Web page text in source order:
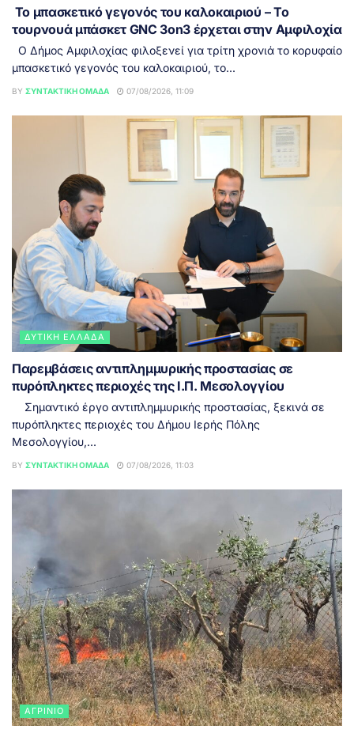
Το μπασκετικό γεγονός του καλοκαιριού – Το
τουρνουά μπάσκετ GNC 3on3 έρχεται στην Αμφιλοχία
Ο Δήμος Αμφιλοχίας φιλοξενεί για τρίτη χρονιά το κορυφαίο
μπασκετικό γεγονός του καλοκαιριού, το...
BY ΣΥΝΤΑΚΤΙΚΉ ΟΜΆΔΑ 07/08/2026, 11:09
ΔΥΤΙΚΉ ΕΛΛΆΔΑ
Παρεμβάσεις αντιπλημμυρικής προστασίας σε
πυρόπληκτες περιοχές της Ι.Π. Μεσολογγίου
Σημαντικό έργο αντιπλημμυρικής προστασίας, ξεκινά σε
πυρόπληκτες περιοχές του Δήμου Ιερής Πόλης
Μεσολογγίου,...
BY ΣΥΝΤΑΚΤΙΚΉ ΟΜΆΔΑ 07/08/2026, 11:03
ΑΓΡΊΝΙΟ